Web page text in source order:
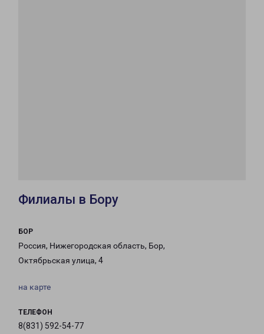
Филиалы в Бору
БОР
Россия, Нижегородская область, Бор,
Октябрьская улица, 4
на карте
ТЕЛЕФОН
8(831) 592-54-77